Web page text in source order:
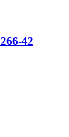
42